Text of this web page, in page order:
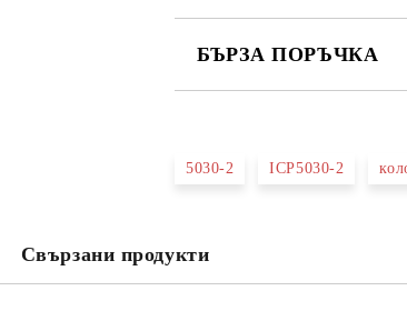
БЪРЗА ПОРЪЧКА
5030-2 ICP5030-2
Свързани продукти